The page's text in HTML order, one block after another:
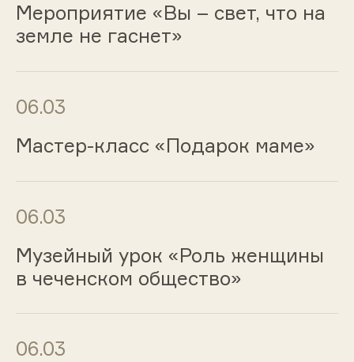
Мероприятие «Вы – свет, что на
земле не гаснет»
06.03
Мастер-класс «Подарок маме»
06.03
Музейный урок «Роль женщины
в чеченском общество»
06.03